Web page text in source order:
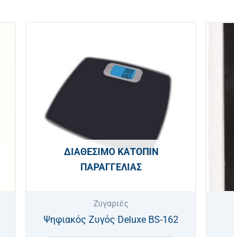
ΔΙΑΘΈΣΙΜΟ ΚΑΤΌΠΙΝ
ΠΑΡΑΓΓΕΛΊΑΣ
Ζυγαριές
Ψηφιακός Ζυγός Deluxe BS-162